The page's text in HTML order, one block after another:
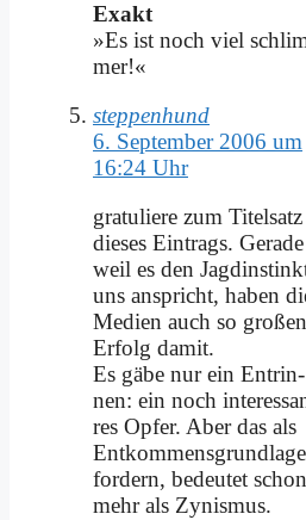
Ex­akt
»Es ist noch viel
mer!«
steppenhund
6. September 2006 um
16:24 Uhr
gra­tu­lie­re zum Ti­tel­satz
die­ses Ein­trags. Ge­ra­de
weil es den
uns an­spricht, ha­ben
Me­di­en auch so gro­ßen
Er­folg da­mit.
Es gä­be nur ein Ent­rin­
nen: ein noch
res Op­fer. Aber das als
for­dern, be­deu­tet schon
mehr als Zy­nis­mus.